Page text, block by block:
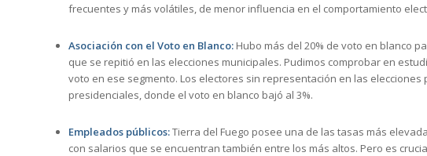
frecuentes y más volátiles, de menor influencia en el comportamiento
Asociación con el Voto en Blanco: Hubo más del 20% de voto en blanco
que se repitió en las elecciones municipales. Pudimos comprobar en
voto en ese segmento. Los electores sin representación en las
presidenciales, donde el voto en blanco bajó al 3%.
Empleados públicos:Tierra del Fuego posee una de las tasas más
con salarios que se encuentran también entre los más altos. Pero es